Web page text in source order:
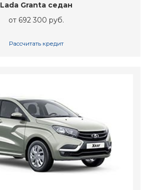
Lada Granta седан
от 692 300 руб.
Рассчитать кредит